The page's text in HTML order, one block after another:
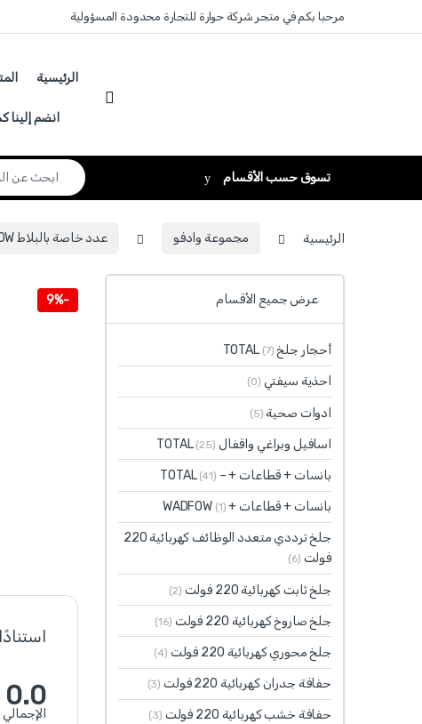
مرحبا بكم في متجر شركة حوارة للتجارة محدودة المسؤولية
الرئيسية
انضم
تسوق حسب الأقسام
Search for:
الرئيسية مجموعة وادفو عدد خاصة بالبلاط WADFOW
-
9%
استنادًا إلى
0.0
الإجمالي
عرض جميع الأقسام
أحجار جلخ TOTAL (7)
احذية سيفتي (0)
ادوات صحية (5)
اسافيل وبراغي واقفال TOTAL (25)
بانسات + قطاعات + – TOTAL (41)
بانسات + قطاعات + WADFOW (1)
جلخ ترددي متعدد الوظائف كهربائية 220
فولت (6)
جلخ ثابت كهربائية 220 فولت (2)
جلخ صاروخ كهربائية 220 فولت (16)
جلخ محوري كهربائية 220 فولت (4)
حفافة جدران كهربائية 220 فولت (3)
حفافة خشب كهربائية 220 فولت (3)